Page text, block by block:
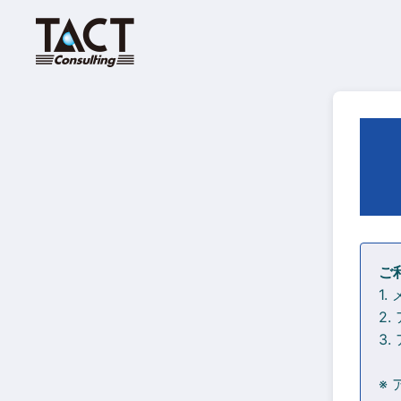
ご
1.
2.
3.
※